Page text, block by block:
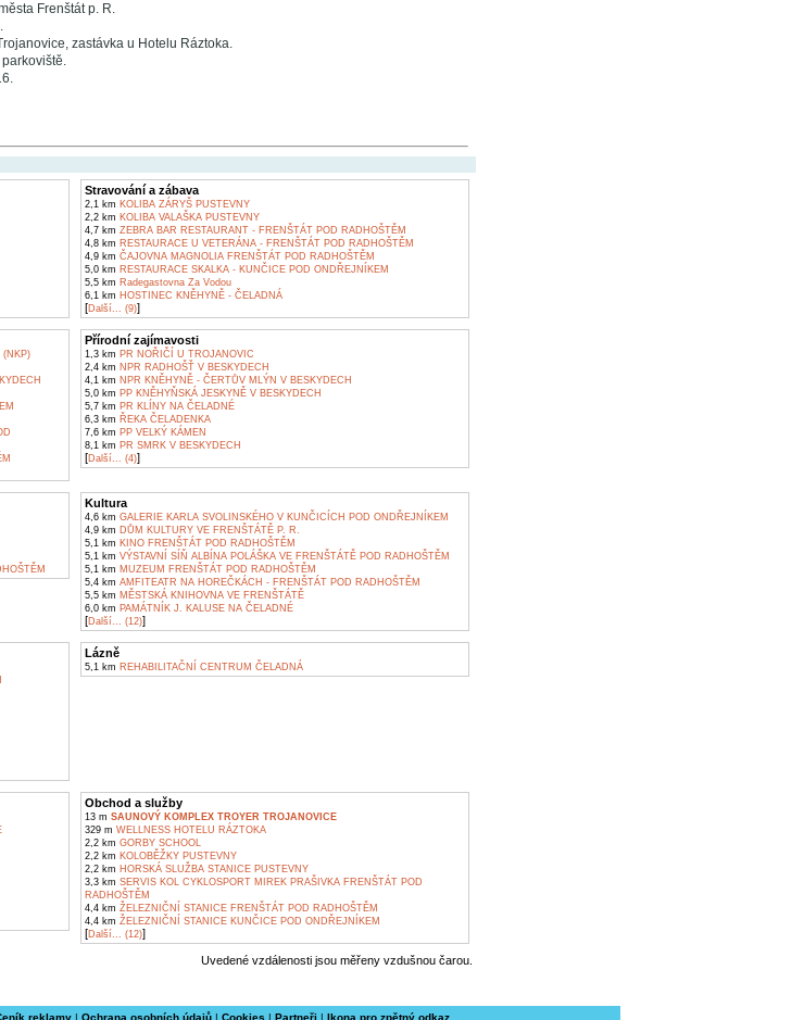
Frenštát p. R.
zastávka u Hotelu Ráztoka.
Stravování a zábava
2,1 km KOLIBA ZÁRYŠ PUSTEVNY
2,2 km KOLIBA VALAŠKA PUSTEVNY
4,7 km ZEBRA BAR RESTAURANT - FRENŠTÁT POD RADHOŠTĚM
4,8 km RESTAURACE U VETERÁNA - FRENŠTÁT POD RADHOŠTĚM
4,9 km ČAJOVNA MAGNOLIA FRENŠTÁT POD RADHOŠTĚM
5,0 km RESTAURACE SKALKA - KUNČICE POD ONDŘEJNÍKEM
5,5 km Radegastovna Za Vodou
6,1 km HOSTINEC KNĚHYNĚ - ČELADNÁ
[Další... (9)]
(NKP)
Přírodní zajímavosti
1,3 km PR NOŘIČÍ U TROJANOVIC
2,4 km NPR RADHOŠŤ V BESKYDECH
4,1 km NPR KNĚHYNĚ - ČERTŮV MLÝN V BESKYDECH
5,0 km PP KNĚHYŇSKÁ JESKYNĚ V BESKYDECH
5,7 km PR KLÍNY NA ČELADNÉ
6,3 km ŘEKA ČELADENKA
7,6 km PP VELKÝ KÁMEN
8,1 km PR SMRK V BESKYDECH
[Další... (4)]
Kultura
4,6 km GALERIE KARLA SVOLINSKÉHO V KUNČICÍCH POD ONDŘEJNÍKEM
4,9 km DŮM KULTURY VE FRENŠTÁTĚ P. R.
5,1 km KINO FRENŠTÁT POD RADHOŠTĚM
5,1 km VÝSTAVNÍ SÍŇ ALBÍNA POLÁŠKA VE FRENŠTÁTĚ POD RADHOŠTĚM
5,1 km MUZEUM FRENŠTÁT POD RADHOŠTĚM
5,4 km AMFITEATR NA HOREČKÁCH - FRENŠTÁT POD RADHOŠTĚM
5,5 km MĚSTSKÁ KNIHOVNA VE FRENŠTÁTĚ
6,0 km PAMÁTNÍK J. KALUSE NA ČELADNÉ
[Další... (12)]
Lázně
5,1 km REHABILITAČNÍ CENTRUM ČELADNÁ
Obchod a služby
13 m SAUNOVÝ KOMPLEX TROYER TROJANOVICE
329 m WELLNESS HOTELU RÁZTOKA
2,2 km GORBY SCHOOL
2,2 km KOLOBĚŽKY PUSTEVNY
2,2 km HORSKÁ SLUŽBA STANICE PUSTEVNY
3,3 km SERVIS KOL CYKLOSPORT MIREK PRAŠIVKA FRENŠTÁT POD
RADHOŠTĚM
4,4 km ŽELEZNIČNÍ STANICE FRENŠTÁT POD RADHOŠTĚM
4,4 km ŽELEZNIČNÍ STANICE KUNČICE POD ONDŘEJNÍKEM
[Další... (12)]
Uvedené vzdálenosti jsou měřeny vzdušnou čarou.
reklamy | Ochrana osobních údajů | Cookies | Partneři | Ikona pro zpětný odkaz